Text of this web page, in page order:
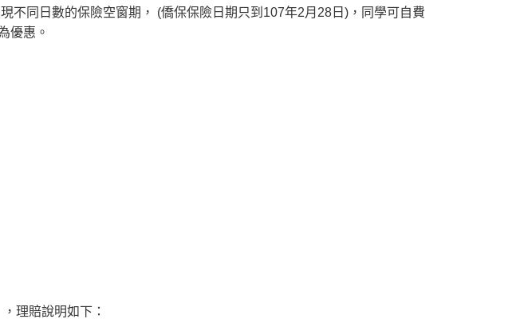
不同日數的保險空窗期， (僑保保險日期只到107年2月28日)，同學可自費
優惠。
理賠說明如下：